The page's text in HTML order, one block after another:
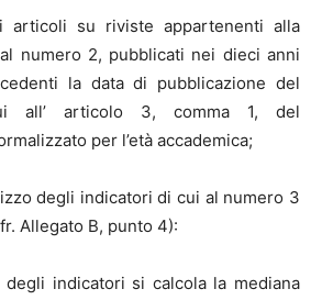
articoli su riviste appartenenti alla
numero 2, pubblicati nei dieci anni
la data di pubblicazione del
all’ articolo 3, comma 1, del
per l’età accademica;
degli indicatori di cui al numero 3
Allegato B, punto 4):
indicatori si calcola la mediana